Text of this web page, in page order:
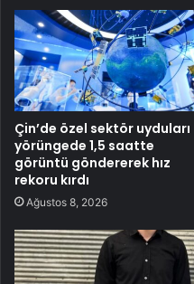
Çin’de özel sektör uyduları
yörüngede 1,5 saatte
görüntü göndererek hız
rekoru kırdı
Ağustos 8, 2026